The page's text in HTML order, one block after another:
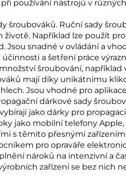
používání nástrojů v
šroubováků. Ruční sady
životě. Například lze použít
Jsou snadné v ovládání a
a šetření práce
šroubování,
mají díky unikátnímu
Jsou vhodné pro
dárkové sady
jako dárky pro
jako mobilní telefony
s těmito přesnými
pro opraváře
nároků na intenzivní a
zařízení se bez nich